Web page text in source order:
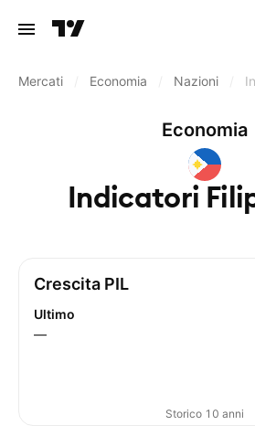
Mercati Economia Nazioni
Economia
Indicatori
Crescita PIL
Ultimo
—
Storico 10 anni